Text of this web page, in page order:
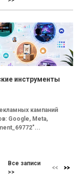
инструменты
кампаний
Google, Meta,
Все записи
>>